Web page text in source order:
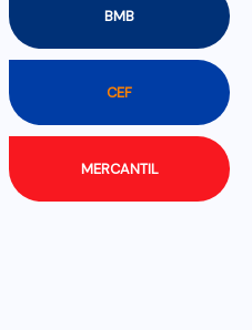
BMB
CEF
MERCANTIL